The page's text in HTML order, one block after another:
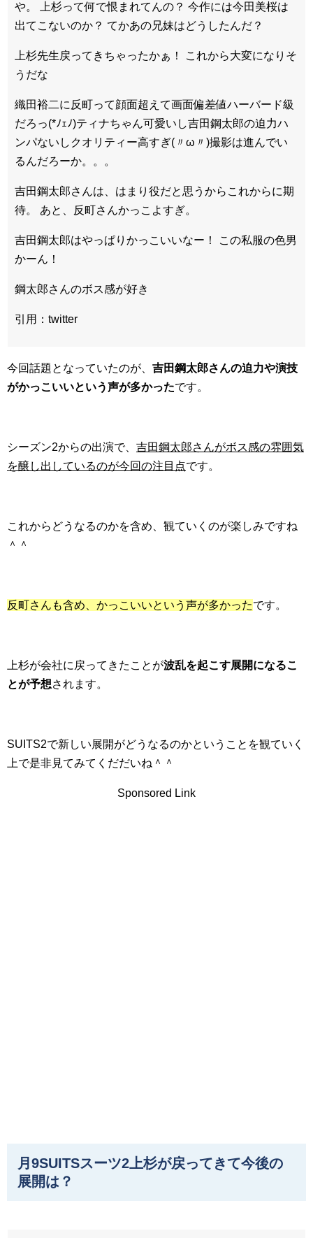
や。 上杉って何で恨まれてんの？ 今作には今田美桜は
出てこないのか？ てかあの兄妹はどうしたんだ？
上杉先生戻ってきちゃったかぁ！ これから大変になりそ
うだな
織田裕二に反町って顔面超えて画面偏差値ハーバード級
だろっ(*ﾉｪﾉ)ティナちゃん可愛いし吉田鋼太郎の迫力ハ
ンパないしクオリティー高すぎ(〃ω〃)撮影は進んでい
るんだろーか。。。
吉田鋼太郎さんは、はまり役だと思うからこれからに期
待。 あと、反町さんかっこよすぎ。
吉田鋼太郎はやっぱりかっこいいなー！ この私服の色男
かーん！
鋼太郎さんのボス感が好き
引用：twitter
今回話題となっていたのが、 吉田鋼太郎さんの迫力や演技
がかっこいいという声が多かったです。
シーズン2からの出演で、 吉田鋼太郎さんがボス感の雰囲気
を醸し出しているのが今回の注目点です。
これからどうなるのかを含め、観ていくのが楽しみですね
＾＾
反町さんも含め、かっこいいという声が多かったです。
上杉が会社に戻ってきたことが波乱を起こす展開になるこ
とが予想されます。
SUITS2で新しい展開がどうなるのかということを観ていく
上で是非見てみてくだだいね＾＾
Sponsored Link
月9SUITSスーツ2上杉が戻ってきて今後の
展開は？